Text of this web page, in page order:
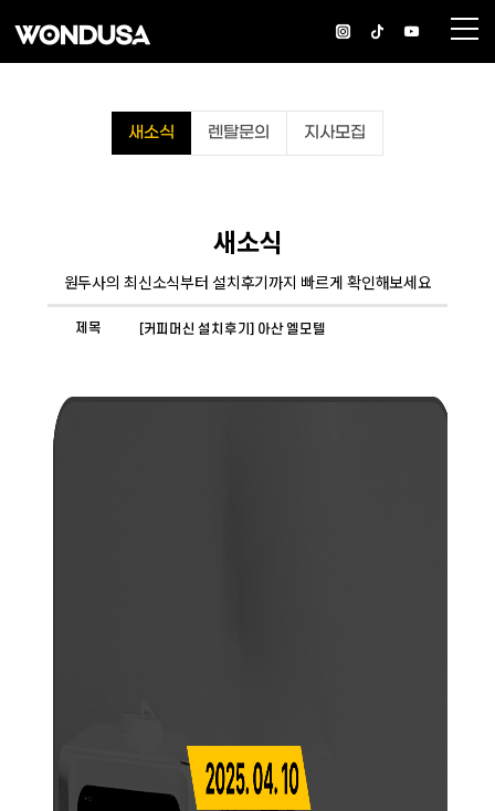
새소식 렌탈문의 지사모집
새소식
원두사의 최신소식부터 설치후기까지 빠르게 확인해보세요
제목 [커피머신 설치후기] 아산 엘모텔